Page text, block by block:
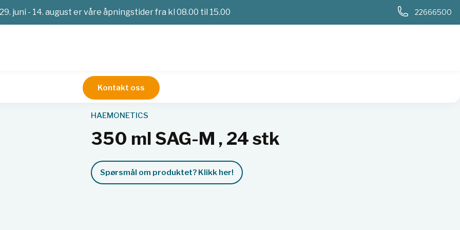
29. juni - 14. august er våre åpningstider fra kl 08.00 til 15.00 22666500
Kontakt oss
350 ml SAG-M , 24 stk
HAEMONETICS
350 ml SAG-M , 24 stk
Spørsmål om produktet? Klikk her!